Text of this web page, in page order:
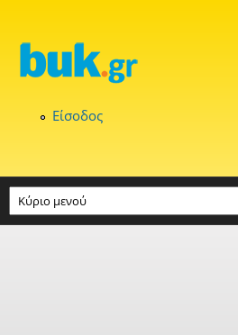
Είσοδος